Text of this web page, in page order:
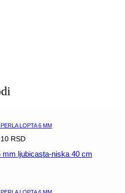
LOPTA 6 MM
RSD
mm ljubicasta-niska 40 cm